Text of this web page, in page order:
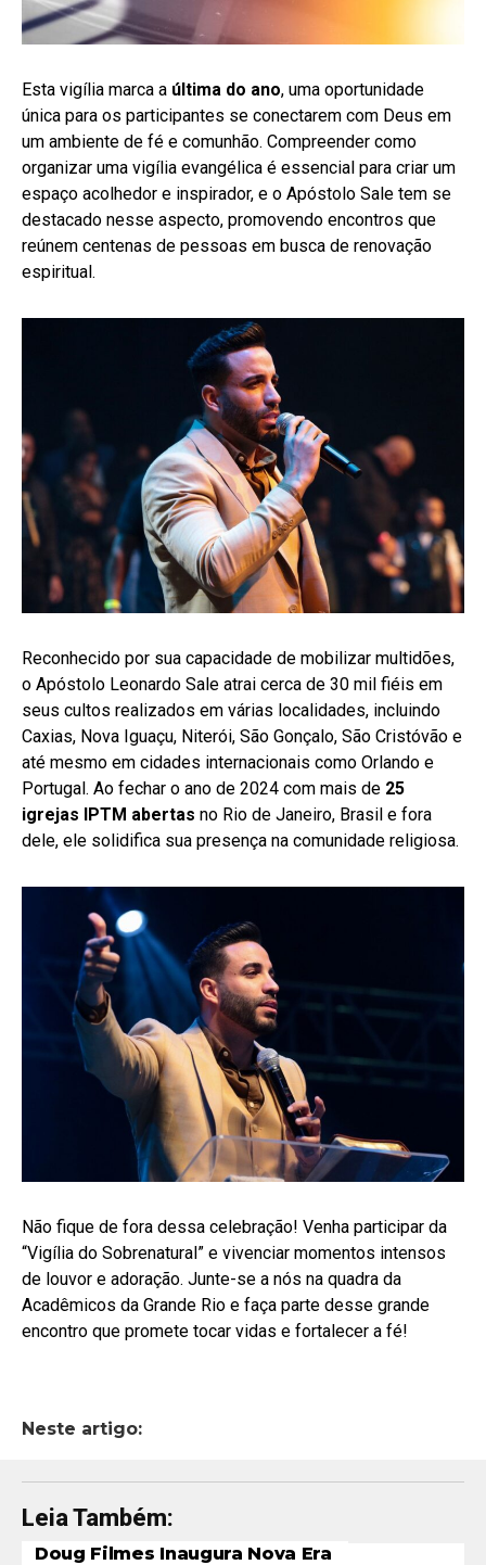
Esta vigília marca a última do ano, uma oportunidade
única para os participantes se conectarem com Deus em
um ambiente de fé e comunhão. Compreender como
organizar uma vigília evangélica é essencial para criar um
espaço acolhedor e inspirador, e o Apóstolo Sale tem se
destacado nesse aspecto, promovendo encontros que
reúnem centenas de pessoas em busca de renovação
espiritual.
Reconhecido por sua capacidade de mobilizar multidões,
o Apóstolo Leonardo Sale atrai cerca de 30 mil fiéis em
seus cultos realizados em várias localidades, incluindo
Caxias, Nova Iguaçu, Niterói, São Gonçalo, São Cristóvão e
até mesmo em cidades internacionais como Orlando e
Portugal. Ao fechar o ano de 2024 com mais de 25
igrejas IPTM abertas no Rio de Janeiro, Brasil e fora
dele, ele solidifica sua presença na comunidade religiosa.
Não fique de fora dessa celebração! Venha participar da
“Vigília do Sobrenatural” e vivenciar momentos intensos
de louvor e adoração. Junte-se a nós na quadra da
Acadêmicos da Grande Rio e faça parte desse grande
encontro que promete tocar vidas e fortalecer a fé!
Neste artigo:
Leia Também:
Doug Filmes Inaugura Nova Era